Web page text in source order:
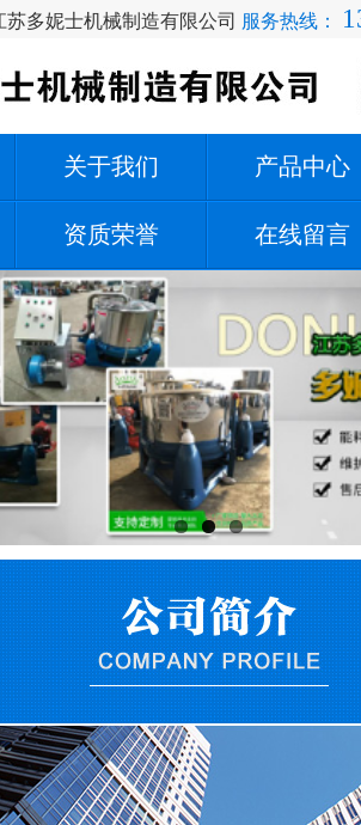
多妮士机械制造有限公司 服务热线：
关于我们 产品中心
资质荣誉 在线留言